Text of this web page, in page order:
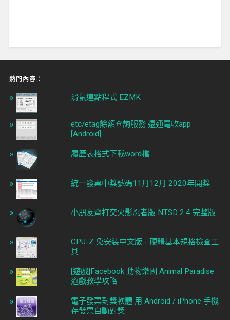
熱門內容︰
滑鼠連點程式 EZMK
etc/etag餘額查詢服務 遠通電收app
[Android]
履歷表格式下載word檔
統一發票中獎號碼11月12月 2020年開獎
小朋友齊打交火影忍者版 NTSD 2.4 完整版
CPU-Z 免安裝中文版 - 硬體基本規格檢查工
具
[遊戲]Facebook 動物樂園 Animal Paradise
遊戲教學攻略 ...
電子發票對獎軟體 用 Android / iPhone 手機
存發票自動對獎